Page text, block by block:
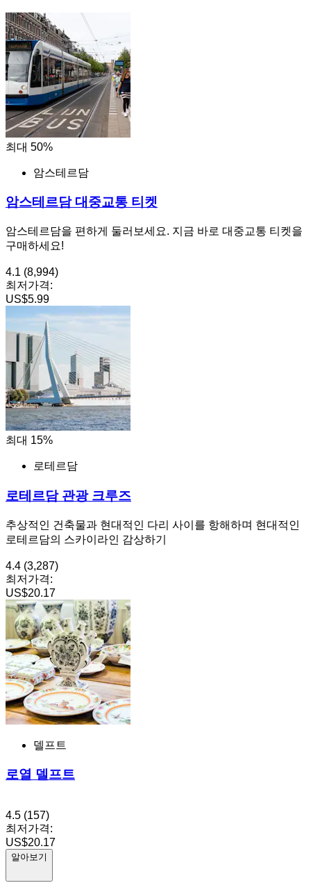
최대 50%
암스테르담
암스테르담 대중교통 티켓
암스테르담을 편하게 둘러보세요. 지금 바로 대중교통 티켓을
구매하세요!
4.1 (8,994)
최저가격:
US$5.99
최대 15%
로테르담
로테르담 관광 크루즈
추상적인 건축물과 현대적인 다리 사이를 항해하며 현대적인
로테르담의 스카이라인 감상하기
4.4 (3,287)
최저가격:
US$20.17
델프트
로열 델프트
4.5 (157)
최저가격:
US$20.17
알아보기